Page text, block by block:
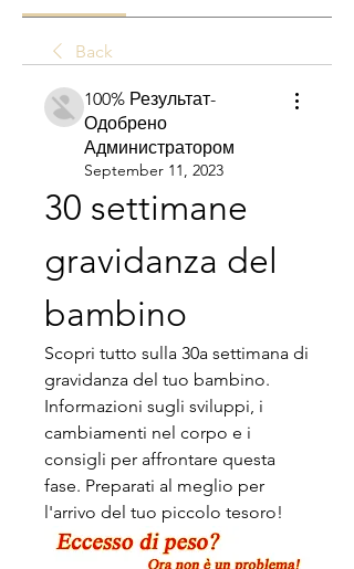
Back
100% Результат-
Одобрено
Администратором
September 11, 2023
30 settimane
gravidanza del
bambino
Scopri tutto sulla 30a settimana di
gravidanza del tuo bambino.
Informazioni sugli sviluppi, i
cambiamenti nel corpo e i
consigli per affrontare questa
fase. Preparati al meglio per
l'arrivo del tuo piccolo tesoro!